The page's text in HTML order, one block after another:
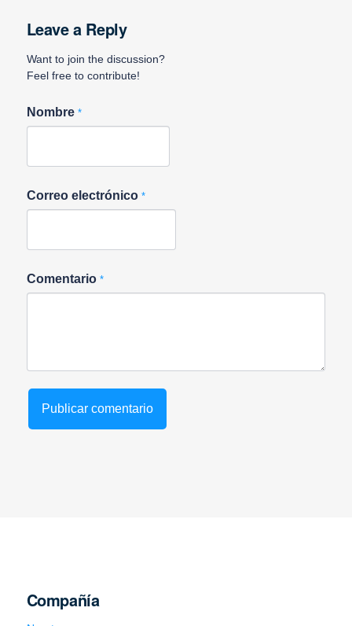
Leave a Reply
Want to join the discussion?
Feel free to contribute!
Nombre *
Correo electrónico *
Comentario *
Compañía